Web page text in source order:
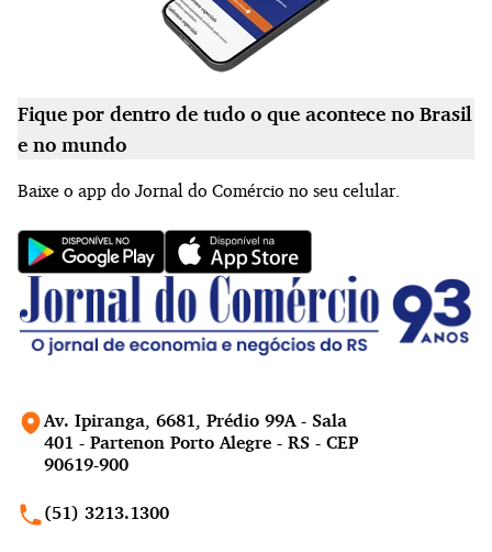
Av. Ipiranga, 6681, Prédio 99A - Sala
401 - Partenon Porto Alegre - RS - CEP
90619-900
(51) 3213.1300
Fique por dentro de tudo o que acontece no Brasil
e no mundo
Baixe o app do Jornal do Comércio no seu celular.